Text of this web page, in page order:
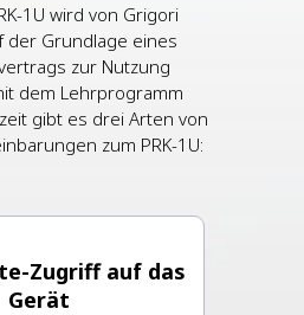
Zugriff auf das
Gerät
1U wird von Grigori
der Grundlage eines
zur Nutzung
dem Lehrprogramm
gibt es drei Arten von
zum PRK-1U: